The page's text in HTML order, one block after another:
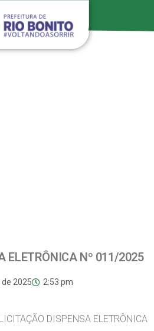
ELETRÔNICA Nº 011/2025
2025 2:53 pm
DISPENSA ELETRÔNICA